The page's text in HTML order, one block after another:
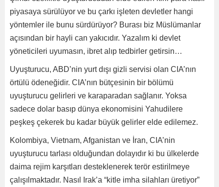
piyasaya sürülüyor ve bu çarkı işleten devletler hangi
yöntemler ile bunu sürdürüyor? Burası biz Müslümanlar
açısından bir hayli can yakıcıdır. Yazalım ki devlet
yöneticileri uyumasın, ibret alıp tedbirler getirsin…
Uyuşturucu, ABD’nin yurt dışı gizli servisi olan CIA’nın
örtülü ödeneğidir. CIA’nın bütçesinin bir bölümü
uyuşturucu gelirleri ve karaparadan sağlanır. Yoksa
sadece dolar basıp dünya ekonomisini Yahudilere
peşkeş çekerek bu kadar büyük gelirler elde edilemez.
Kolombiya, Vietnam, Afganistan ve İran, CIA’nin
uyuşturucu tarlası olduğundan dolayıdır ki bu ülkelerde
daima rejim karşıtları desteklenerek terör estirilmeye
çalışılmaktadır. Nasıl Irak’a “kitle imha silahları üretiyor”